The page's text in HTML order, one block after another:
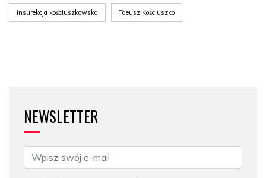
insurekcja kościuszkowska Tdeusz Kościuszko
NEWSLETTER